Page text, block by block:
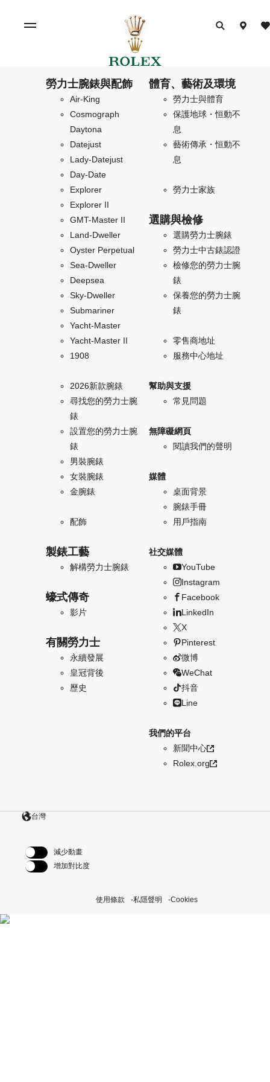
勞力士腕錶與配飾
Air-King
Cosmograph
Daytona
Datejust
Lady-Datejust
Day-Date
Explorer
Explorer II
GMT-Master II
Land-Dweller
Oyster Perpetual
Sea-Dweller
Deepsea
Sky-Dweller
Submariner
Yacht-Master
Yacht-Master II
1908
2026新款腕錶
尋找您的勞力士腕
錶
設置您的勞力士腕
錶
男裝腕錶
女裝腕錶
金腕錶
配飾
製錶工藝
解構勞力士腕錶
蠔式傳奇
影片
有關勞力士
永續發展
皇冠背後
歷史
體育、藝術及環境
勞力士與體育
保護地球・恒動不
息
藝術傳承・恒動不
息
勞力士家族
選購與檢修
選購勞力士腕錶
勞力士中古錶認證
檢修您的勞力士腕
錶
保養您的勞力士腕
錶
零售商地址
服務中心地址
幫助與支援
常見問題
無障礙網頁
閱讀我們的聲明
媒體
桌面背景
腕錶手冊
用戶指南
社交媒體
YouTube
Instagram
Facebook
LinkedIn
X
Pinterest
微博
WeChat
抖音
Line
我們的平台
新聞中心
Rolex.org
台灣
減少動畫
增加對比度
使用條款 私隱聲明 Cookies